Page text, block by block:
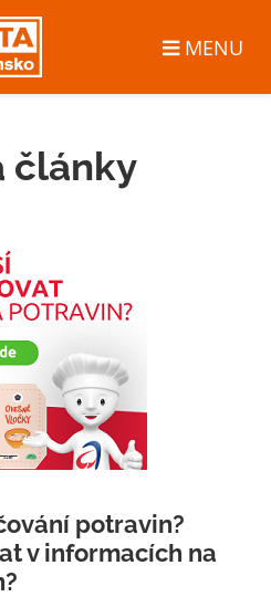
MENU
články
potravin?
v informacích na